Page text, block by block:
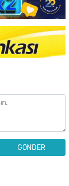
GÖNDER